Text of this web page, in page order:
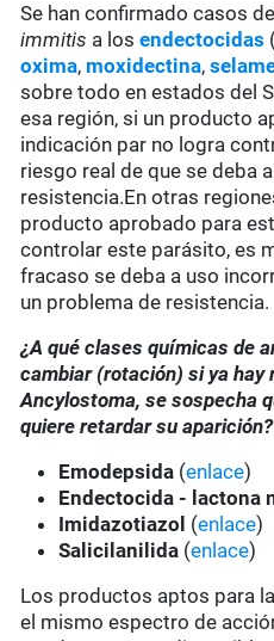
Se han confirmado casos
immitis a losendectocidas
oxima, moxidectina,
sobre todo en estados del
esa región, si un producto
indicación par no logra
riesgo real de que se deba
resistencia.En otras
producto aprobado para
controlar este parásito, es
fracaso se deba a uso
un problema de resistencia.
¿A qué clases químicas de
cambiar (rotación) si ya
Ancylostoma, se sospecha
quiere retardar su aparición?
Emodepsida (enlace)
Endectocida - lactona
Imidazotiazol (enlace)
Salicilanilida (enlace)
Los productos aptos para
el mismo espectro de